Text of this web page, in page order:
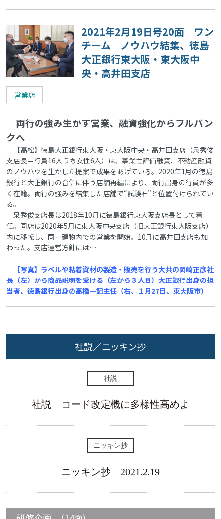
2021年2月19日号20面 ワン
チーム ノウハウ結集、徳島
大正銀行東大阪・東大阪中
央・高井田支店
営業店
両行の強み生かす営業、融資強化からフルバン
クへ
【高松】徳島大正銀行東大阪・東大阪中央・高井田支店（泉秀俊
支店長＝行員16人うち女性6人）は、事業性評価融資、不動産融資
のノウハウを生かした提案で成果をあげている。2020年1月の徳島
銀行と大正銀行の合併に伴う店舗再編により、両行出身の行員が多
く在籍。両行の強みを結集した店舗で“試験石”と位置付けられてい
る。
泉秀俊支店長は2018年10月に徳島銀行東大阪支店長として着
任。同店は2020年5月に東大阪中央支店（旧大正銀行東大阪支店）
内に移転し、同一建物内での営業を開始。10月に高井田支店も加
わった。支店運営方針には…
【写真】ラベルや粘着資材の製造・販売を行う大共の岡崎正彦社
長（左）から商品説明を受ける（左から３人目）大正銀行出身の担
当者、徳島銀行出身の高橋一記主任（右、１月27日、東大阪市）
社説／ニッキン抄
社説
社説 コード改定機に多様性高めよ
ニッキン抄
ニッキン抄 2021.2.19